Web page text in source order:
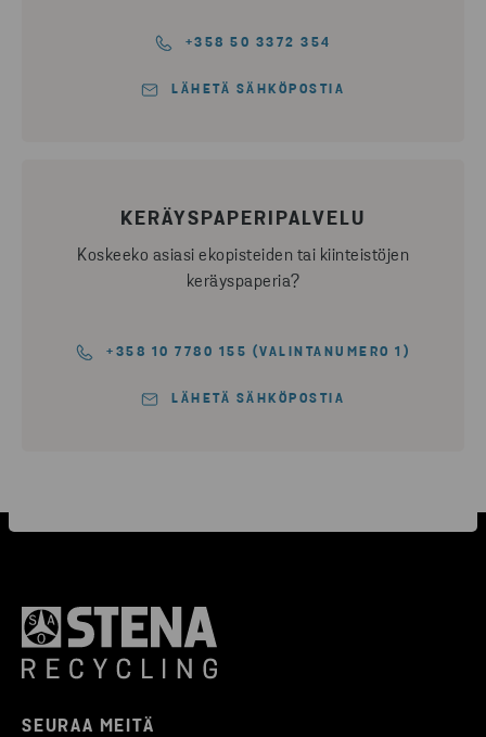
+358 50 3372 354
LÄHETÄ SÄHKÖPOSTIA
KERÄYSPAPERIPALVELU
Koskeeko asiasi ekopisteiden tai kiinteistöjen
keräyspaperia?
+358 10 7780 155 (VALINTANUMERO 1)
LÄHETÄ SÄHKÖPOSTIA
SEURAA MEITÄ